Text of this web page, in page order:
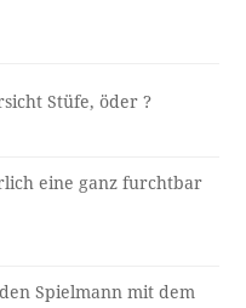
Stüfe, öder ?
eine ganz furchtbar
Spielmann mit dem